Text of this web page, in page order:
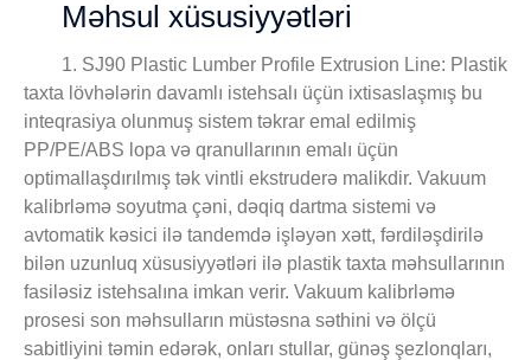
Məhsul xüsusiyyətləri
1. SJ90 Plastic Lumber Profile Extrusion Line: Plastik
taxta lövhələrin davamlı istehsalı üçün ixtisaslaşmış bu
inteqrasiya olunmuş sistem təkrar emal edilmiş
PP/PE/ABS lopa və qranullarının emalı üçün
optimallaşdırılmış tək vintli ekstruderə malikdir. Vakuum
kalibrləmə soyutma çəni, dəqiq dartma sistemi və
avtomatik kəsici ilə tandemdə işləyən xətt, fərdiləşdirilə
bilən uzunluq xüsusiyyətləri ilə plastik taxta məhsullarının
fasiləsiz istehsalına imkan verir. Vakuum kalibrləmə
prosesi son məhsulların müstəsna səthini və ölçü
sabitliyini təmin edərək, onları stullar, günəş şezlonqları,